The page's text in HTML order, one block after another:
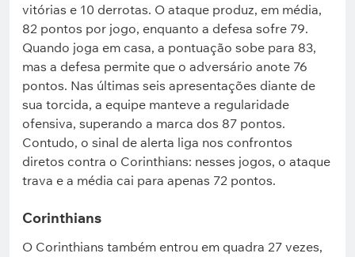
vitórias e 10 derrotas. O ataque produz, em média,
82 pontos por jogo, enquanto a defesa sofre 79.
Quando joga em casa, a pontuação sobe para 83,
mas a defesa permite que o adversário anote 76
pontos. Nas últimas seis apresentações diante de
sua torcida, a equipe manteve a regularidade
ofensiva, superando a marca dos 87 pontos.
Contudo, o sinal de alerta liga nos confrontos
diretos contra o Corinthians: nesses jogos, o ataque
trava e a média cai para apenas 72 pontos.
Corinthians
O Corinthians também entrou em quadra 27 vezes,